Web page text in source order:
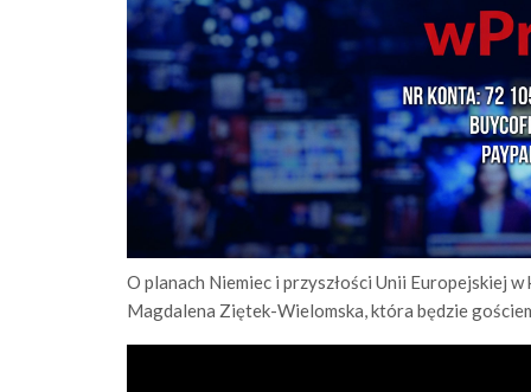
O planach Niemiec i przyszłości Unii Europejskiej
Magdalena Ziętek-Wielomska, która będzie